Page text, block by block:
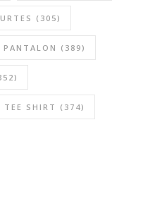
(305)
PANTALON (389)
TEE SHIRT (374)